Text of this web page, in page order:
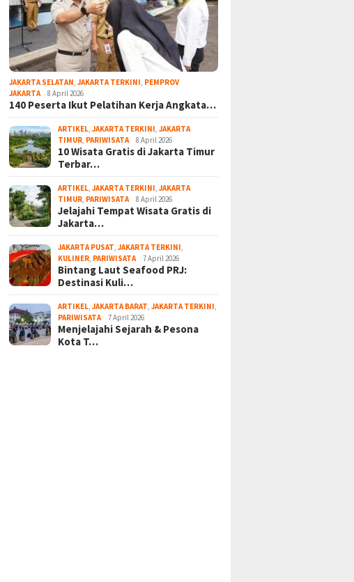
JAKARTA SELATAN ,JAKARTA TERKINI PEMPROV
JAKARTA
8 April 2026
140 Peserta Ikut Pelatihan Kerja Angkata…
ARTIKEL ,JAKARTA TERKINI ,JAKARTA
TIMUR PARIWISATA 8 April 2026
10 Wisata Gratis di Jakarta Timur
Terbar…
ARTIKEL ,JAKARTA TERKINI ,JAKARTA
TIMUR PARIWISATA 8 April 2026
Jelajahi Tempat Wisata Gratis di
Jakarta…
JAKARTA PUSAT ,JAKARTA TERKINI
KULINER PARIWISATA 7 April 2026
Bintang Laut Seafood PRJ:
Destinasi Kuli…
ARTIKEL ,JAKARTA BARAT ,JAKARTA TERKINI
PARIWISATA
7 April 2026
Menjelajahi Sejarah & Pesona
Kota T…